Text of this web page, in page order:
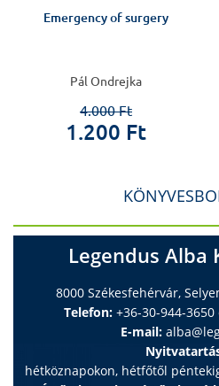
Emergency of surgery
Pál Ondrejka
4.000 Ft
1.200 Ft
Legendus Alba
8000 Székesfehérvár,
Telefon: +36-30-944-
E-mail:
hétköznapokon, hétfőtől